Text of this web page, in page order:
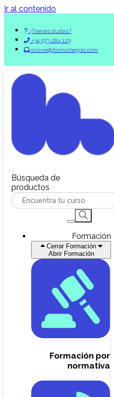
Ir al contenido
¿Tienes dudas?
+34 973 184 129
online@formintegral.com
Búsqueda de
productos
Formación
Cerrar Formación
Abrir Formación
Formación por
normativa